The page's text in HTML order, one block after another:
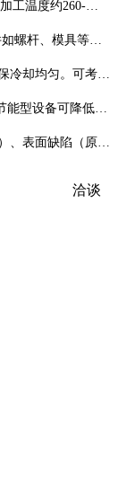
工温度约260-
高，需专用干燥
螺杆、模具等需3-
冷却均匀。可考虑
能型设备可降低能
、表面缺陷（原料
题）等，需系统排
洽谈